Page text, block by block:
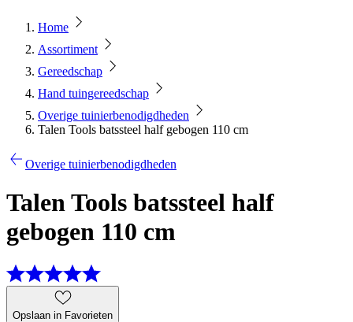
Home
Assortiment
Gereedschap
Hand tuingereedschap
Overige tuinierbenodigdheden
Talen Tools batssteel half gebogen 110 cm
Overige tuinierbenodigdheden
Talen Tools batssteel half
gebogen 110 cm
Opslaan in Favorieten